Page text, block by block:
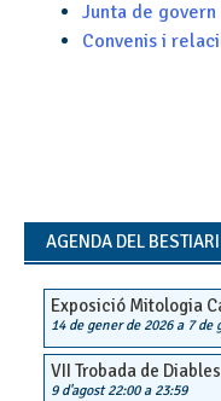
Junta de govern
Convenis i
AGENDA DEL
Exposició Mitologia
14 de gener de 2026a 7 de
VII Trobada de
9 d'agost 22:00a 23:59